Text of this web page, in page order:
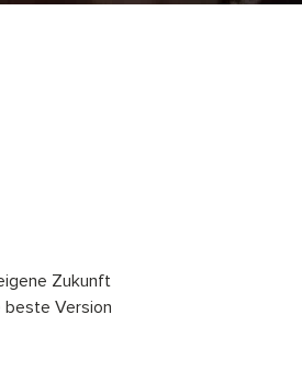
Zukunft
beste Version